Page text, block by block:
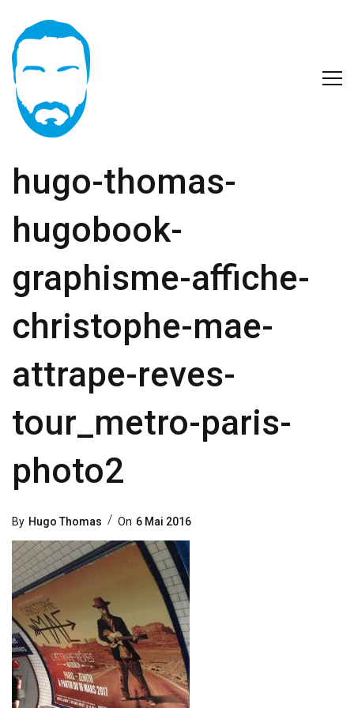
hugo-thomas-
hugobook-
graphisme-affiche-
christophe-mae-
attrape-reves-
tour_metro-paris-
photo2
By Hugo Thomas
Posted
On
On 6 Mai 2016